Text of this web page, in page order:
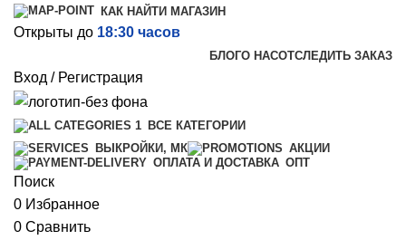
КАК НАЙТИ МАГАЗИН
Открыты до 18:30 часов
БЛОГО НАСОТСЛЕДИТЬ ЗАКАЗ
Вход / Регистрация
ВСЕ КАТЕГОРИИ
ВЫКРОЙКИ, МК
АКЦИИ
ОПЛАТА И ДОСТАВКА ОПТ
Поиск
0 Избранное
0 Сравнить